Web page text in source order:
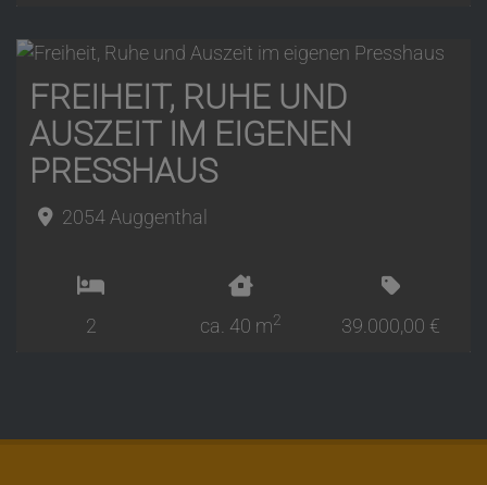
FREIHEIT, RUHE UND
AUSZEIT IM EIGENEN
PRESSHAUS
2054 Auggenthal
2 ca. 40 m2 39.000,00 €